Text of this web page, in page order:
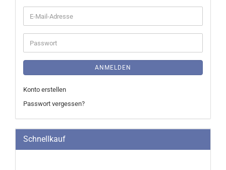
E-
Mail-
Adresse
Passwort
ANMELDEN
Konto erstellen
Passwort vergessen?
Schnellkauf